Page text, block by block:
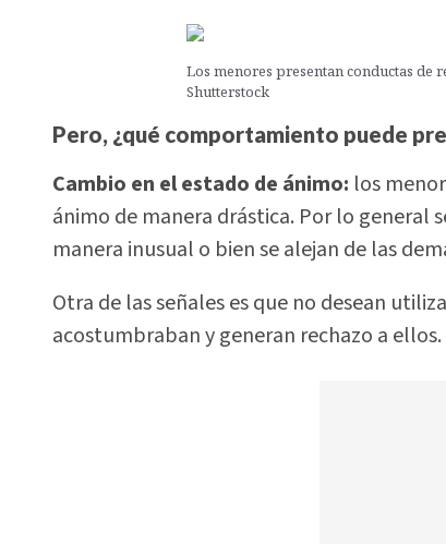
Los menores presentan conductas de
Shutterstock
Pero, ¿qué comportamiento puede
Cambio en el estado de ánimo: los
ánimo de manera drástica. Por lo
manera inusual o bien se alejan de las
Otra de las señales es que no desean
acostumbraban y generan rechazo a ellos.